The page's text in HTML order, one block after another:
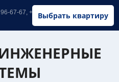
Выбрать квартиру
67-67, +7 (902) 326-67-67